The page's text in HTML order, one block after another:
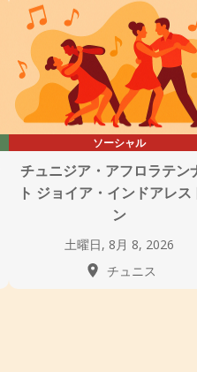
ソーシャル
チュニジア・アフロラテン
ト ジョイア・インドアレス
ン
土曜日, 8月 8, 2026
チュニス